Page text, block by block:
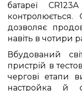
батареї
контролюється.
дозволяє
навіть в чотири
Вбудований
пристрій в
чергові етапи
настройка й